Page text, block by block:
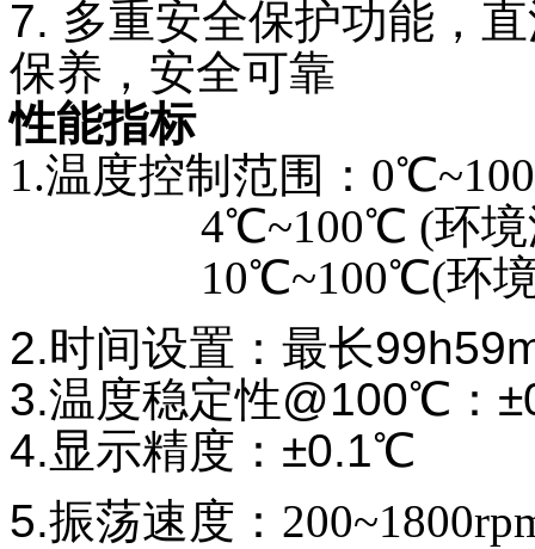
7. 多重安全保护功能，
保养，安全可靠
性能指标
1.温度控制范围： 0
4℃~100℃ (环境温
10℃~100℃(环境温
2.时间设置：最长
3.温度稳定性@100℃：
4.显示精度：±0.1℃
5.振荡速度：